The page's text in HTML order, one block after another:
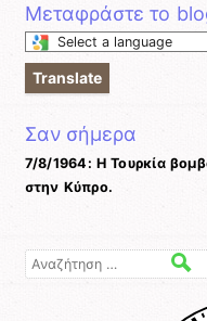
Μεταφράστε το
Select
a
translate
this
page
Translate
Σαν σήμερα
7/8/1964: Η Τουρκία
στην Κύπρο.
Αναζήτηση